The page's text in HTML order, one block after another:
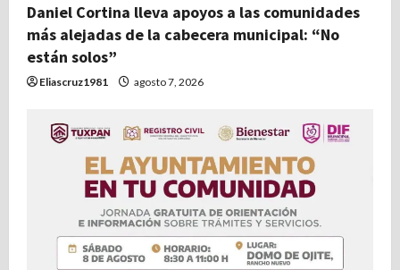
Daniel Cortina lleva apoyos a las comunidades
más alejadas de la cabecera municipal: “No
están solos”
Eliascruz1981 agosto 7, 2026